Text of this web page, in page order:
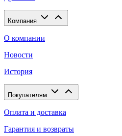
Компания
О компании
Новости
История
Покупателям
Оплата и доставка
Гарантия и возвраты